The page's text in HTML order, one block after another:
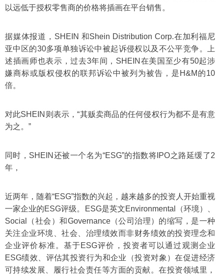
以远低于授权零售商的价格将插画在平台销售。
据媒体报道，SHEIN 和Shein Distribution Corp.在加利福尼
亚中区的30多项单独诉讼中被起诉侵权以及不公平竞争。上
述插画师也表示，过去3年间，SHEIN在美国至少有50起涉
嫌商标或版权侵权的联邦诉讼中被列为被告，是H&M的10
倍。
对此SHEIN则表示，“其贩卖商品的任何侵权行为都不是有意
为之。”
同时，SHEIN还被一个名为“ESG”的指数将IPO之路延缓了2
年，
近两年，随着“ESG”指数的兴起，越来越多的投资人开始重视
一家企业的ESG评级。ESG是英文Environmental（环境）、
Social（社会）和Governance（公司治理）的缩写，是一种
关注企业环境、社会、治理绩效而非财务绩效的投资理念和
企业评价标准。基于ESG评价，投资者可以通过观测企业
ESG绩效、评估其投资行为和企业（投资对象）在促进经济
可持续发展、履行社会责任等方面的贡献。在投资领域里，